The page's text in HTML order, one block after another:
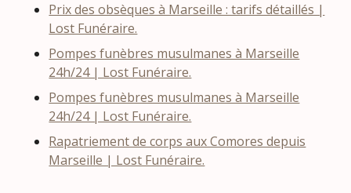
Prix des obsèques à Marseille : tarifs détaillés |
Lost Funéraire.
Pompes funèbres musulmanes à Marseille
24h/24 | Lost Funéraire.
Pompes funèbres musulmanes à Marseille
24h/24 | Lost Funéraire.
Rapatriement de corps aux Comores depuis
Marseille | Lost Funéraire.